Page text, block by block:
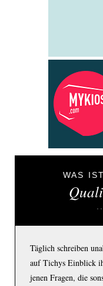
WAS
Täglich schreiben
auf Tichys Einblick
jenen Fragen, die